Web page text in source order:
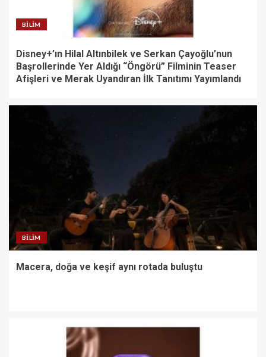
BILIM
Disney+’ın Hilal Altınbilek ve Serkan Çayoğlu’nun
Başrollerinde Yer Aldığı “Öngörü” Filminin Teaser
Afişleri ve Merak Uyandıran İlk Tanıtımı Yayımlandı
BILIM
Macera, doğa ve keşif aynı rotada buluştu